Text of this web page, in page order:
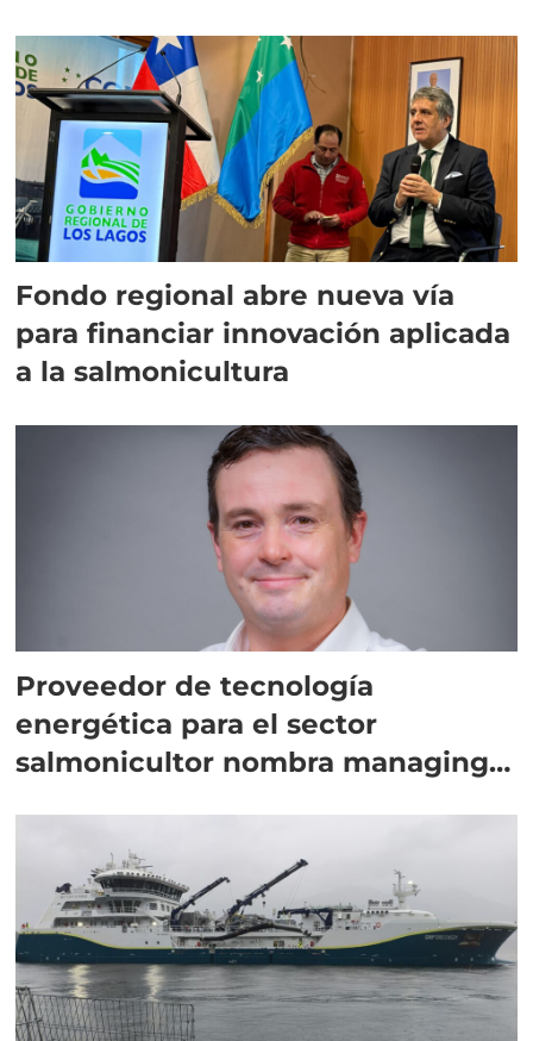
Fondo regional abre nueva vía
para financiar innovación aplicada
a la salmonicultura
Proveedor de tecnología
energética para el sector
salmonicultor nombra managing